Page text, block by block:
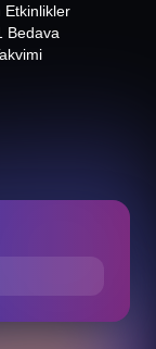
Etkinlikler
Bedava